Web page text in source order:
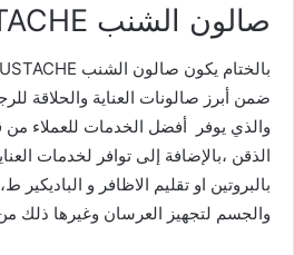
صالون الشنب MOUSTACHE
بالختام يكون صالون الشنب MOUSTACHE
ضمن أبرز صالونات العناية والحلاقة
والذي يوفر أفضل الخدمات للعملاء من
الذقن ،بالإضافة إلى توافر لخدمات
بالبروتين او تقليم الاظافر و
والجسم لتجهيز العرسان وغيرها ذلك